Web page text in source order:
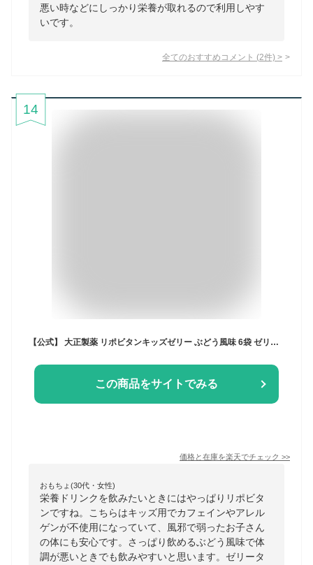
悪い時などにしっかり栄養が取れるので利用しやす
いです。
全てのおすすめコメント (2件) >
14
【公式】 大正製薬 リポビタンキッズゼリー ぶどう風味 6袋 ゼリー飲料 キッズ 子ども 子供 男の子 女の子 小学生 熱中症 グッズ 飲み物 ポケモン ゼリー 飲料 ぶどう ブドウ ドリンク エネルギー ビタミン 栄養 まとめ買い 夏バテ 清涼飲料水
この商品をサイトでみる
価格と在庫を楽天でチェック >>
おもちょ(30代・女性)
栄養ドリンクを飲みたいときにはやっぱりリポビタ
ンですね。こちらはキッズ用でカフェインやアレル
ゲンが不使用になっていて、風邪で弱ったお子さん
の体にも安心です。さっぱり飲めるぶどう風味で体
調が悪いときでも飲みやすいと思います。ゼリータ